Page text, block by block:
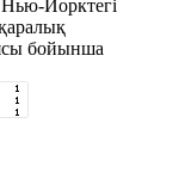
Йорктегі
бойынша